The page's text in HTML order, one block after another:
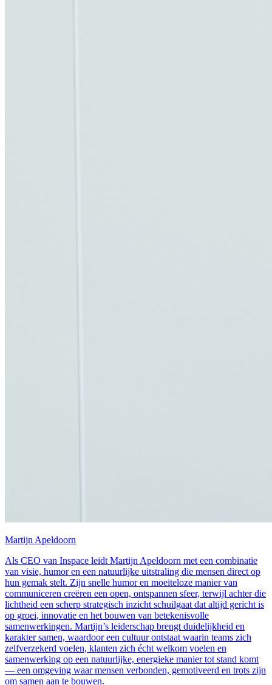
Martijn Apeldoorn
Als CEO van Inspace leidt Martijn Apeldoorn met een combinatie
van visie, humor en een natuurlijke uitstraling die mensen direct op
hun gemak stelt. Zijn snelle humor en moeiteloze manier van
communiceren creëren een open, ontspannen sfeer, terwijl achter die
lichtheid een scherp strategisch inzicht schuilgaat dat altijd gericht is
op groei, innovatie en het bouwen van betekenisvolle
samenwerkingen. Martijn’s leiderschap brengt duidelijkheid en
karakter samen, waardoor een cultuur ontstaat waarin teams zich
zelfverzekerd voelen, klanten zich écht welkom voelen en
samenwerking op een natuurlijke, energieke manier tot stand komt
— een omgeving waar mensen verbonden, gemotiveerd en trots zijn
om samen aan te bouwen.